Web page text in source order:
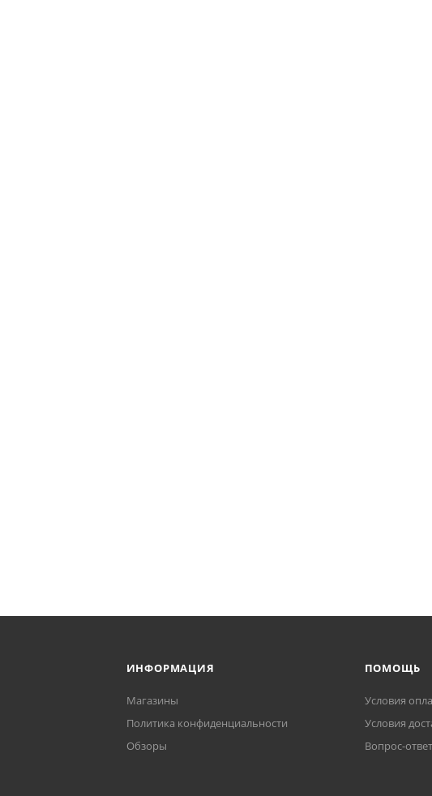
ИНФОРМАЦИЯ
Магазины
Политика конфиденциальности
Обзоры
ПОМОЩЬ
Условия
Условия
Вопрос-ответ